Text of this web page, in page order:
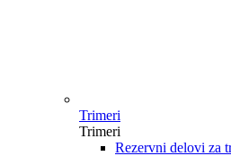
Trimeri
Trimeri
Rezervni delovi za